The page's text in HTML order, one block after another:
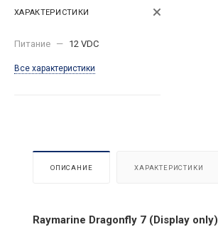
ХАРАКТЕРИСТИКИ
Питание — 12 VDC
Все характеристики
ОПИСАНИЕ ХАРАКТЕРИСТИКИ
Raymarine Dragonfly 7 (Display only)